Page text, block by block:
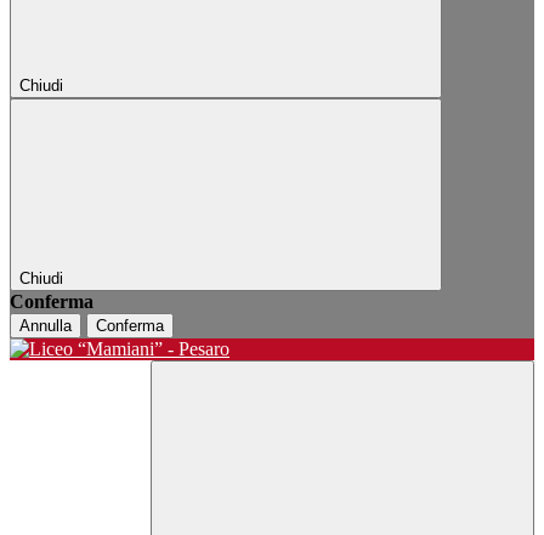
Chiudi
Chiudi
Conferma
Annulla Conferma